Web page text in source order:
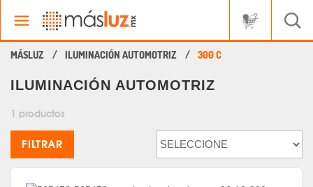
ILUMINACIÓN AUTOMOTRIZ 300 C
ILUMINACIÓN AUTOMOTRIZ
1 productos
FILTRAR